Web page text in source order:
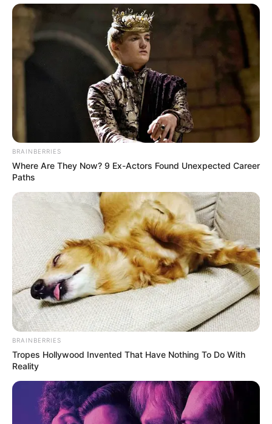
ΤΑ ΠΙΟ ΔΗΜΟΦΙΛΗ
BRAINBERRIES
Where Are They Now? 9 Ex-Actors Found Unexpected Career
Paths
BRAINBERRIES
Tropes Hollywood Invented That Have Nothing To Do With
Reality